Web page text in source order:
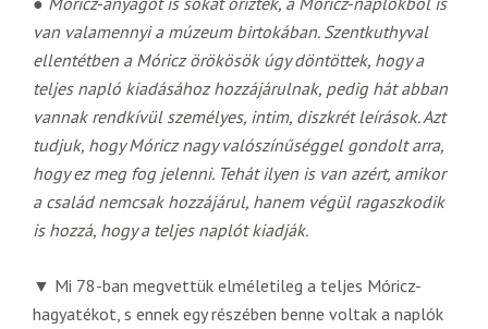
van valamennyi a múzeum birtokában. Szentkuthyval
ellentétben a Móricz örökösök úgy döntöttek, hogy a
teljes napló kiadásához hozzájárulnak, pedig hát abban
vannak rendkívül személyes, intim, diszkrét leírások. Azt
tudjuk, hogy Móricz nagy valószínűséggel gondolt arra,
hogy ez meg fog jelenni. Tehát ilyen is van azért, amikor
a család nemcsak hozzájárul, hanem végül ragaszkodik
is hozzá, hogy a teljes naplót kiadják.
▼ Mi 78-ban megvettük elméletileg a teljes Móricz-
hagyatékot, s ennek egy részében benne voltak a naplók